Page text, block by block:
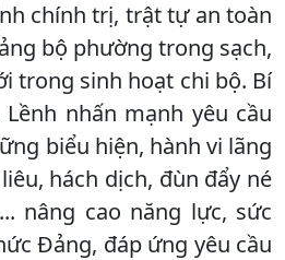
chính trị, trật tự an toàn
bộ phường trong sạch,
trong sinh hoạt chi bộ. Bí
nhấn mạnh yêu cầu
biểu hiện, hành vi lãng
hách dịch, đùn đẩy né
nâng cao năng lực, sức
Đảng, đáp ứng yêu cầu